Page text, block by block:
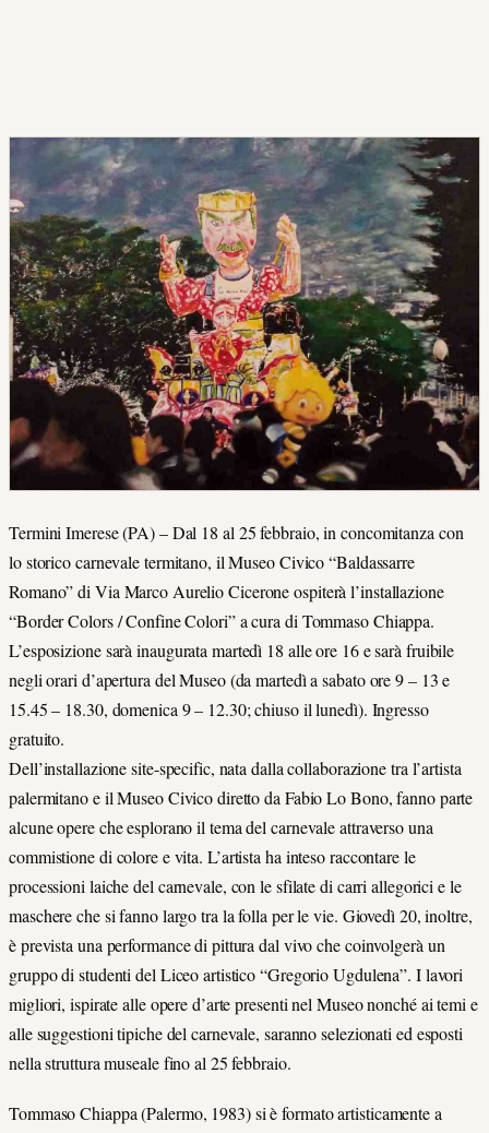
Termini Imerese (PA) – Dal 18 al 25 febbraio, in concomitanza con
lo storico carnevale termitano, il Museo Civico “Baldassarre
Romano” di Via Marco Aurelio Cicerone ospiterà l’installazione
“Border Colors / Confine Colori” a cura di Tommaso Chiappa.
L’esposizione sarà inaugurata martedì 18 alle ore 16 e sarà fruibile
negli orari d’apertura del Museo (da martedì a sabato ore 9 – 13 e
15.45 – 18.30, domenica 9 – 12.30; chiuso il lunedì). Ingresso
gratuito.
Dell’installazione site-specific, nata dalla collaborazione tra l’artista
palermitano e il Museo Civico diretto da Fabio Lo Bono, fanno parte
alcune opere che esplorano il tema del carnevale attraverso una
commistione di colore e vita. L’artista ha inteso raccontare le
processioni laiche del carnevale, con le sfilate di carri allegorici e le
maschere che si fanno largo tra la folla per le vie. Giovedì 20, inoltre,
è prevista una performance di pittura dal vivo che coinvolgerà un
gruppo di studenti del Liceo artistico “Gregorio Ugdulena”. I lavori
migliori, ispirate alle opere d’arte presenti nel Museo nonché ai temi e
alle suggestioni tipiche del carnevale, saranno selezionati ed esposti
nella struttura museale fino al 25 febbraio.
Tommaso Chiappa (Palermo, 1983) si è formato artisticamente a